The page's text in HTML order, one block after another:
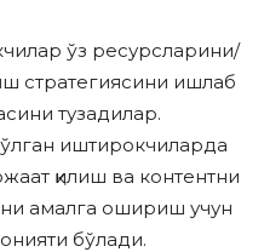
ўз ресурсларини/
стратегиясини ишлаб
тузадилар.
иштирокчиларда
қилиш ва контентни
амалга ошириш учун
бўлади.